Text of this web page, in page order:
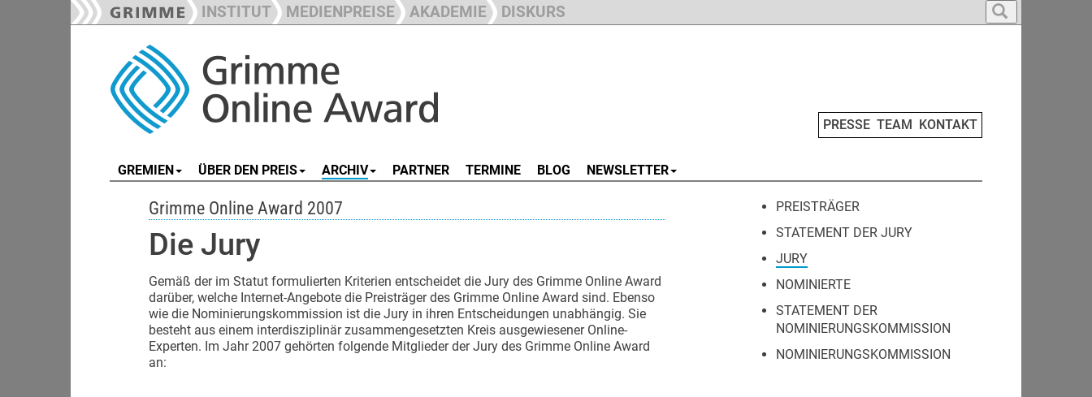
INSTITUT MEDIENPREISE AKADEMIE DISKURS
PRESSE TEAM KONTAKT
GREMIEN ÜBER DEN PREIS ARCHIV PARTNER TERMINE BLOG NEWSLETTER
Grimme Online Award 2007
Die Jury
Gemäß der im Statut formulierten Kriterien entscheidet die Jury des Grimme Online Award
darüber, welche Internet-Angebote die Preisträger des Grimme Online Award sind. Ebenso
wie die Nominierungskommission ist die Jury in ihren Entscheidungen unabhängig. Sie
besteht aus einem interdisziplinär zusammengesetzten Kreis ausgewiesener Online-
Experten. Im Jahr 2007 gehörten folgende Mitglieder der Jury des Grimme Online Award
an:
PREISTRÄGER
STATEMENT DER JURY
JURY
NOMINIERTE
STATEMENT DER
NOMINIERUNGSKOMMISSION
NOMINIERUNGSKOMMISSION